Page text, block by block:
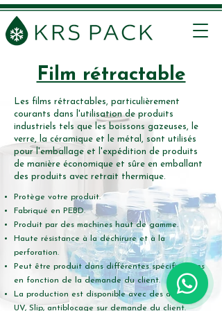
Film rétractable
Les films rétractables, particulièrement
courants dans l'utilisation de produits
industriels tels que les boissons gazeuses, le
verre, la céramique et le métal, sont utilisés
pour l'emballage et l'expédition de produits
de manière économique et sûre en emballant
des produits avec retrait thermique.
Protège votre produit.
Fabriqué en PEBD.
Produit par des machines haut de gamme.
Haute résistance à la déchirure et à la
perforation.
Peut être produit dans différentes spécifications
en fonction de la demande du client.
La production est disponible avec des additifs
UV, Slip, antiblocage sur demande du client.